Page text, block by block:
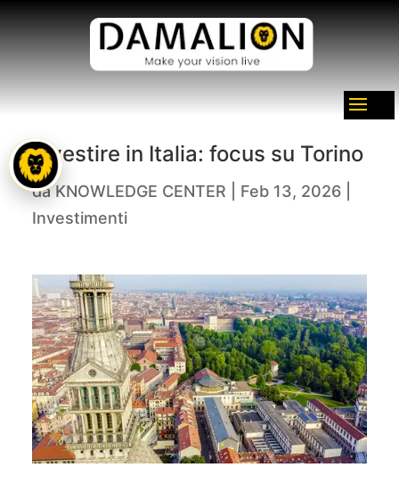
Investire in Italia: focus su Torino
daKNOWLEDGE CENTER Feb 13, 2026
Investimenti